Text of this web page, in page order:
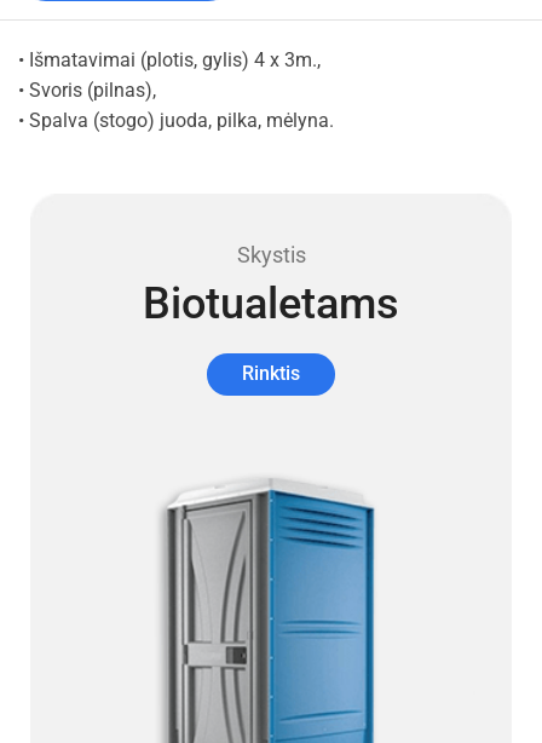
• Išmatavimai (plotis, gylis) 4 x 3m.,
• Svoris (pilnas),
• Spalva (stogo) juoda, pilka, mėlyna.
Skystis
Biotualetams
Rinktis